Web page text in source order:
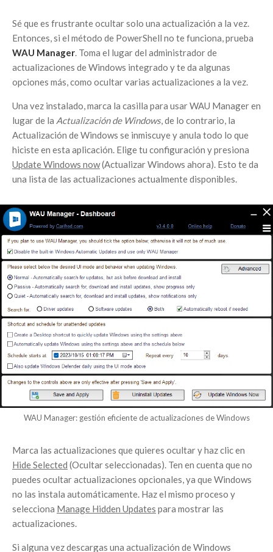
Sé que es frustrante ocultar solo una actualización a la vez.
Entonces, si el método de PowerShell no te funciona, prueba
WAU Manager. Toma el lugar del administrador de
actualizaciones de Windows integrado y te da algunas
opciones más, como ocultar varias actualizaciones a la vez.
Una vez instalado, marca la casilla para usar WAU Manager en
lugar de la Actualización de Windows, de lo contrario, la
Actualización de Windows se inmiscuye y anula todo lo que
hiciste en esta aplicación. Elige tu configuración y presiona
Update Windows now(Actualizar Windows ahora). Esto te da
una lista de las actualizaciones actualmente disponibles.
WAU Manager: gestión eficiente de actualizaciones de Windows
Marca las actualizaciones que quieres ocultar y haz clic en
Hide Selected (Ocultar seleccionadas). Ten en cuenta que no
puedes ocultar actualizaciones opcionales, ya que Windows
no las instala automáticamente. Haz el mismo proceso y
selecciona Manage Hidden Updates para mostrar las
actualizaciones.
Si alguna vez descargas una actualización de Windows